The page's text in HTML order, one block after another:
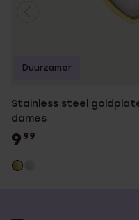
Stainless steel
dames
9 99
Duurzamer